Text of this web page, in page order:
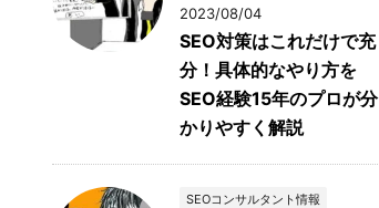
2023/08/04
SEO対策はこれだけで充
分！具体的なやり方を
SEO経験15年のプロが分
かりやすく解説
SEOコンサルタント情報